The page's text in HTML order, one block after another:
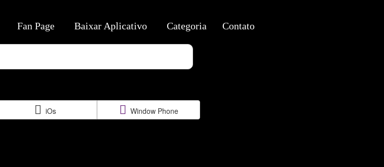
iOs Window Phone
Fan Page Baixar Aplicativo Categoria Contato